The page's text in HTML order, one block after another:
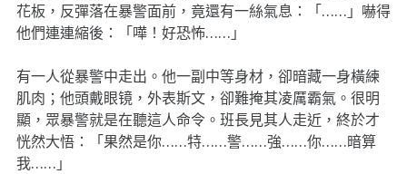
花板，反彈落在暴警面前，竟還有一絲氣息：「……」嚇得
他們連連縮後：「嘩！好恐怖……」
有一人從暴警中走出。他一副中等身材，卻暗藏一身橫練
肌肉；他頭戴眼镜，外表斯文，卻難掩其凌厲霸氣。很明
顯，眾暴警就是在聽這人命令。班長見其人走近，終於才
恍然大悟：「果然是你……特……警……強……你……暗算
我……」